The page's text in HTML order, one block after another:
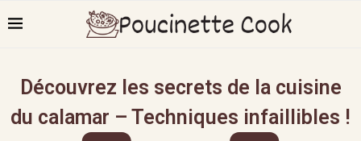
Découvrez les secrets de la cuisine
du calamar – Techniques infaillibles !